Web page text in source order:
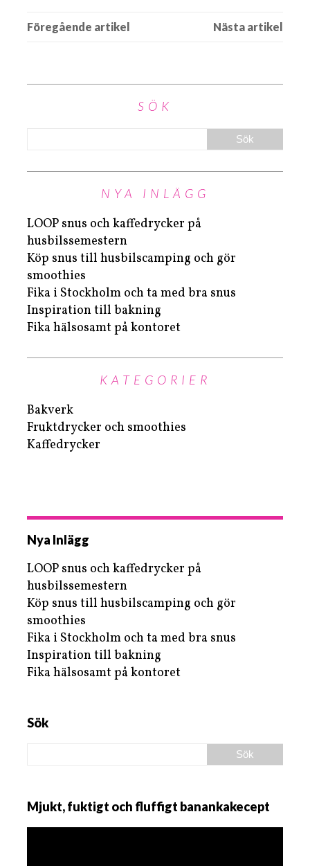
SÖK
NYA INLÄGG
LOOP snus och kaffedrycker på
husbilssemestern
Köp snus till husbilscamping och gör
smoothies
Fika i Stockholm och ta med bra snus
Inspiration till bakning
Fika hälsosamt på kontoret
KATEGORIER
Bakverk
Fruktdrycker och smoothies
Kaffedrycker
Nya Inlägg
LOOP snus och kaffedrycker på
husbilssemestern
Köp snus till husbilscamping och gör
smoothies
Fika i Stockholm och ta med bra snus
Inspiration till bakning
Fika hälsosamt på kontoret
Sök
Mjukt, fuktigt och fluffigt banankakecept